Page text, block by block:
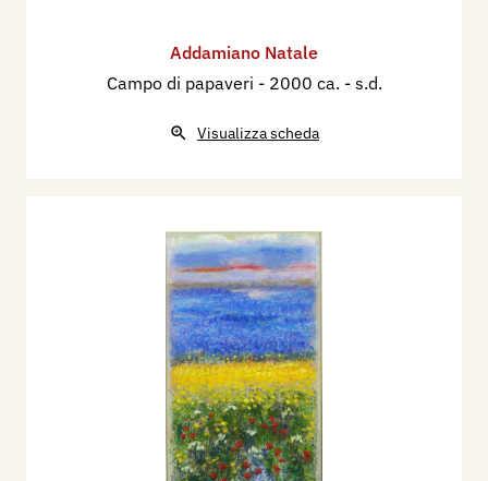
Addamiano Natale
Campo di papaveri - 2000 ca. - s.d.
Visualizza scheda